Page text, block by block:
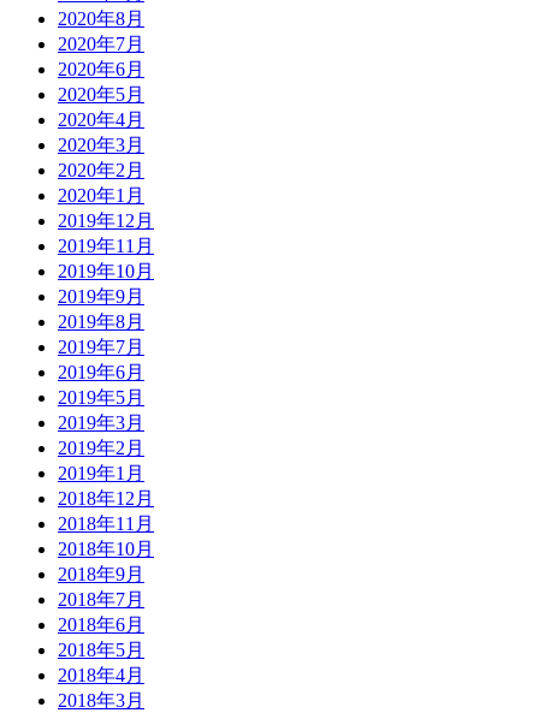
2020年8月
2020年7月
2020年6月
2020年5月
2020年4月
2020年3月
2020年2月
2020年1月
2019年12月
2019年11月
2019年10月
2019年9月
2019年8月
2019年7月
2019年6月
2019年5月
2019年3月
2019年2月
2019年1月
2018年12月
2018年11月
2018年10月
2018年9月
2018年7月
2018年6月
2018年5月
2018年4月
2018年3月